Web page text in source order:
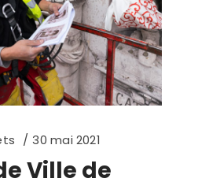
30 mai 2021
Ville de